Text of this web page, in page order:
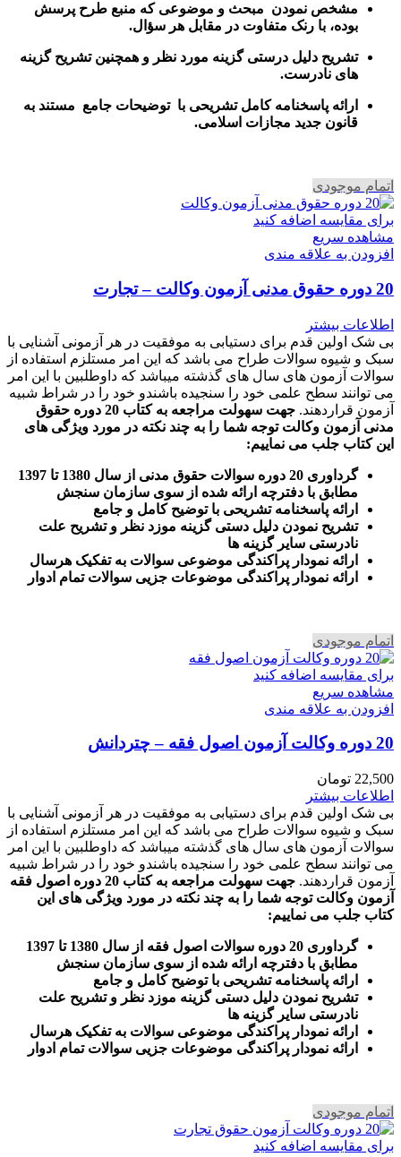
مشخص نمودن مبحث و موضوعی که منبع طرح پرسش
بوده، با رنک متفاوت در مقابل هر سؤال.
تشریح دلیل درستی گزینه مورد نظر و همچنین تشریح گزینه
های نادرست.
ارائه پاسخنامه کامل تشریحی با توضیحات جامع مستند به
قانون جدید مجازات اسلامی.
اتمام موجودی
برای مقایسه اضافه کنید
مشاهده سریع
افزودن به علاقه مندی
20 دوره حقوق مدنی آزمون وکالت – تجارت
اطلاعات بیشتر
بی شک اولین قدم برای دستیابی به موفقیت در هر آزمونی آشنایی با
سبک و شیوه سوالات طراح می باشد که این امر مستلزم استفاده از
سوالات آزمون های سال های گذشته میباشد که داوطلبین با این امر
می توانند سطح علمی خود را سنجیده باشندو خود را در شراط شبیه
آزمون قراردهند.
جهت سهولت مراجعه به کتاب 20 دوره حقوق
مدنی آزمون وکالت توجه شما را به چند نکته در مورد ویژگی های
این کتاب جلب می نماییم:
گرداوری 20 دوره سوالات حقوق مدنی از سال 1380 تا 1397
مطابق با دفترچه ارائه شده از سوی سازمان سنجش
ارائه پاسخنامه تشریحی با توضیح کامل و جامع
تشریح نمودن دلیل دستی گزینه موزد نظر و تشریح علت
نادرستی سایر گزینه ها
ارائه نمودار پراکندگی موضوعی سوالات به تفکیک هرسال
رائه نمودار پراکندگی موضوعات جزیی سوالات تمام ادوار
اتمام موجودی
برای مقایسه اضافه کنید
مشاهده سریع
افزودن به علاقه مندی
20 دوره وکالت آزمون اصول فقه – چتردانش
22,500 تومان
اطلاعات بیشتر
بی شک اولین قدم برای دستیابی به موفقیت در هر آزمونی آشنایی با
سبک و شیوه سوالات طراح می باشد که این امر مستلزم استفاده از
سوالات آزمون های سال های گذشته میباشد که داوطلبین با این امر
می توانند سطح علمی خود را سنجیده باشندو خود را در شراط شبیه
آزمون قراردهند.
جهت سهولت مراجعه به کتاب 20 دوره اصول فقه
آزمون وکالت توجه شما را به چند نکته در مورد ویژگی های این
کتاب جلب می نماییم:
گرداوری 20 دوره سوالات اصول فقه از سال 1380 تا 1397
مطابق با دفترچه ارائه شده از سوی سازمان سنجش
ارائه پاسخنامه تشریحی با توضیح کامل و جامع
تشریح نمودن دلیل دستی گزینه موزد نظر و تشریح علت
نادرستی سایر گزینه ها
ارائه نمودار پراکندگی موضوعی سوالات به تفکیک هرسال
رائه نمودار پراکندگی موضوعات جزیی سوالات تمام ادوار
اتمام موجودی
برای مقایسه اضافه کنید